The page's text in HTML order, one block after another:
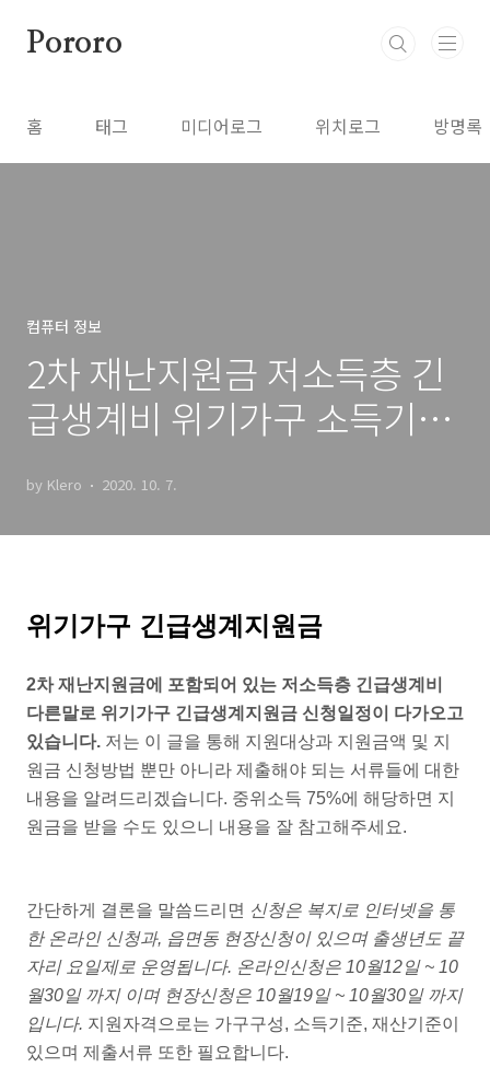
Pororo
홈 태그 미디어로그 위치로그 방명록
컴퓨터 정보
2차 재난지원금 저소득층 긴
급생계비 위기가구 소득기준
by Klero 2020. 10. 7.
위기가구 긴급생계지원금
2차 재난지원금에 포함되어 있는 저소득층 긴급생계비
다른말로 위기가구 긴급생계지원금 신청일정이 다가오고
있습니다. 저는 이 글을 통해 지원대상과 지원금액 및 지
원금 신청방법 뿐만 아니라 제출해야 되는 서류들에 대한
내용을 알려드리겠습니다. 중위소득 75%에 해당하면 지
원금을 받을 수도 있으니 내용을 잘 참고해주세요.
간단하게 결론을 말씀드리면 신청은 복지로 인터넷을 통
한 온라인 신청과, 읍면동 현장신청이 있으며 출생년도 끝
자리 요일제로 운영됩니다. 온라인신청은 10월12일 ~ 10
월30일 까지 이며 현장신청은 10월19일 ~ 10월30일 까지
입니다. 지원자격으로는 가구구성, 소득기준, 재산기준이
있으며 제출서류 또한 필요합니다.